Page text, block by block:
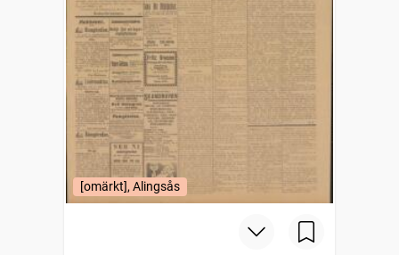
[omärkt], Alingsås